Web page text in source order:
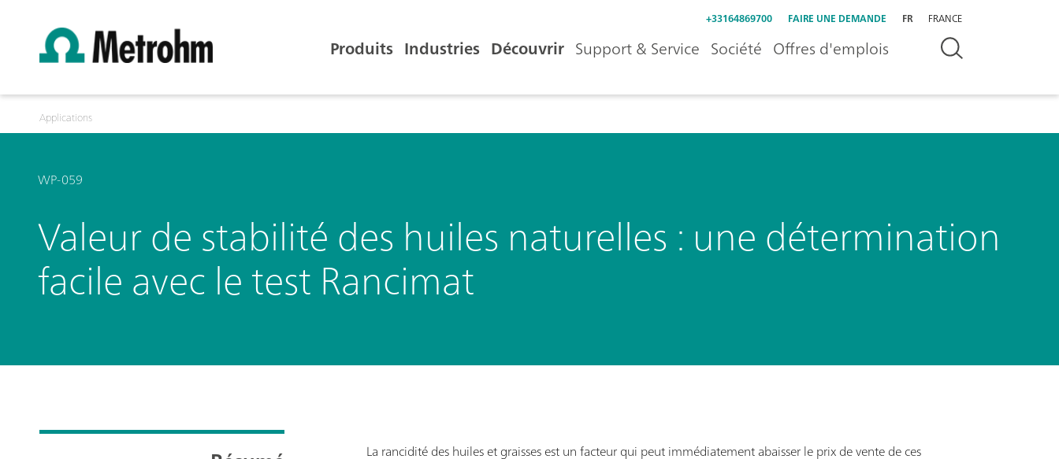
+33164869700 FAIRE UNE DEMANDE FR FRANCE
Produits Industries Découvrir Support & Service Société Offres d'emplois
Applications
WP-059
Valeur de stabilité des huiles naturelles : une détermination
facile avec le test Rancimat
La rancidité des huiles et graisses est un facteur qui peut immédiatement abaisser le prix de vente de ces